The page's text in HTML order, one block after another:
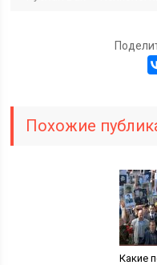
Похожие
Какие